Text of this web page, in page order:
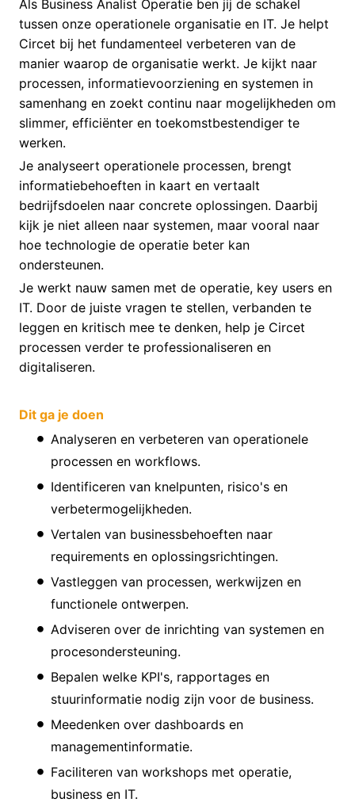
Als Business Analist Operatie ben jij de schakel
tussen onze operationele organisatie en IT. Je helpt
Circet bij het fundamenteel verbeteren van de
manier waarop de organisatie werkt. Je kijkt naar
processen, informatievoorziening en systemen in
samenhang en zoekt continu naar mogelijkheden om
slimmer, efficiënter en toekomstbestendiger te
werken.
Je analyseert operationele processen, brengt
informatiebehoeften in kaart en vertaalt
bedrijfsdoelen naar concrete oplossingen. Daarbij
kijk je niet alleen naar systemen, maar vooral naar
hoe technologie de operatie beter kan
ondersteunen.
Je werkt nauw samen met de operatie, key users en
IT. Door de juiste vragen te stellen, verbanden te
leggen en kritisch mee te denken, help je Circet
processen verder te professionaliseren en
digitaliseren.
Dit ga je doen
Analyseren en verbeteren van operationele
processen en workflows.
Identificeren van knelpunten, risico's en
verbetermogelijkheden.
Vertalen van businessbehoeften naar
requirements en oplossingsrichtingen.
Vastleggen van processen, werkwijzen en
functionele ontwerpen.
Adviseren over de inrichting van systemen en
procesondersteuning.
Bepalen welke KPI's, rapportages en
stuurinformatie nodig zijn voor de business.
Meedenken over dashboards en
managementinformatie.
Faciliteren van workshops met operatie,
business en IT.